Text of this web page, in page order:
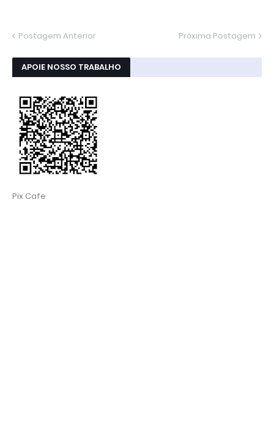
Postagem Anterior Próxima Postagem
APOIE NOSSO TRABALHO
Pix Cafe